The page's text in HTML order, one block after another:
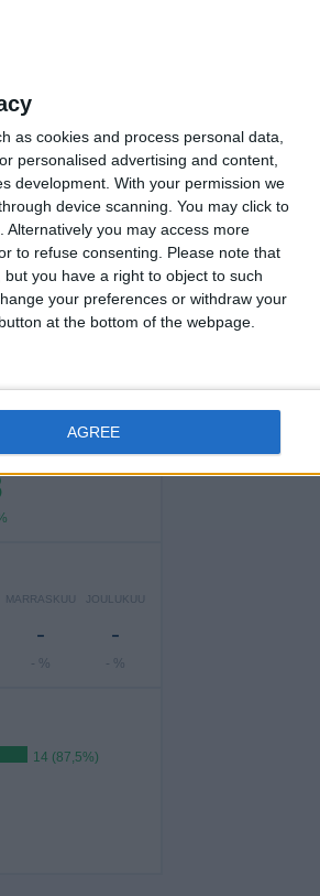
as cookies and process personal data,
personalised advertising and content,
development. With your permission we
device scanning. You may click to
Alternatively you may access more
to refuse consenting.
Please note that
you have a right to object to such
your preferences or withdraw your
at the bottom of the webpage.
AGREE
VASTUSTAJAT
16 (100%)
MARRASKUU
-
- %
JOULUKUU
-
- %
14 (87,5%)